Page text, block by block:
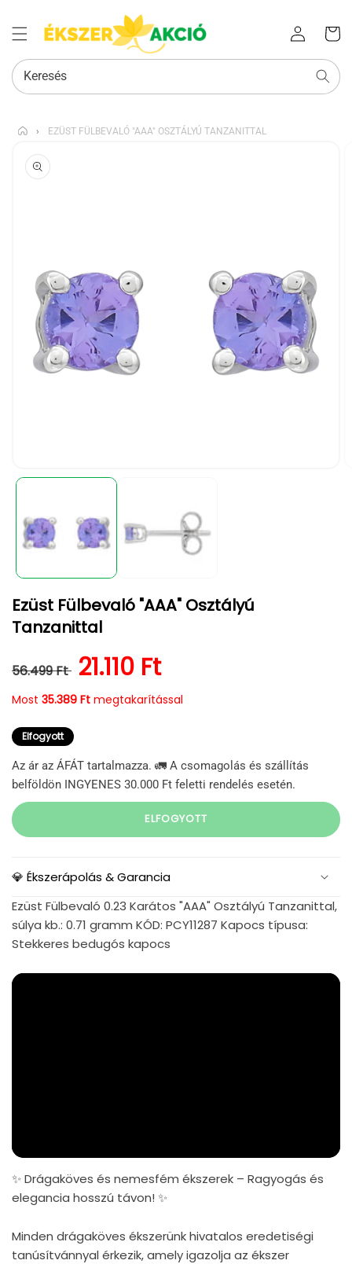
Bejelentkezés
kosara
Keresés
› EZÜST FÜLBEVALÓ "AAA" OSZTÁLYÚ TANZANITTAL
UGRÁS A
TERMÉKADATOKRA
médiafájl
modális
párbeszédpanelen
Ezüst Fülbevaló "AAA" Osztályú
Tanzanittal
Normál ár
56.499 Ft Kedvezményes ár
21.110 Ft
Most 35.389 Ft megtakarítással
Elfogyott
Az ár az ÁFÁT tartalmazza. 🚛 A csomagolás és szállítás
belföldön INGYENES 30.000 Ft feletti rendelés esetén.
ELFOGYOTT
💎 Ékszerápolás & Garancia
Ezüst Fülbevaló 0.23 Karátos "AAA" Osztályú Tanzanittal,
súlya kb.: 0.71 gramm KÓD: PCY11287 Kapocs típusa:
Stekkeres bedugós kapocs
✨ Drágaköves és nemesfém ékszerek – Ragyogás és
elegancia hosszú távon! ✨
Minden drágaköves ékszerünk hivatalos eredetiségi
tanúsítvánnyal érkezik, amely igazolja az ékszer